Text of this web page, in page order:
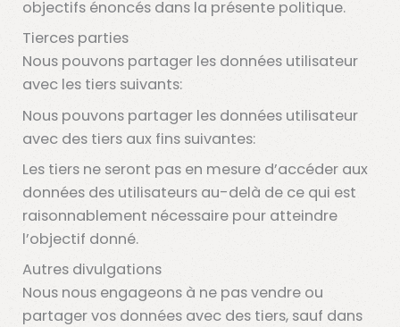
objectifs énoncés dans la présente politique.
Tierces parties
Nous pouvons partager les données utilisateur
avec les tiers suivants:
Nous pouvons partager les données utilisateur
avec des tiers aux fins suivantes:
Les tiers ne seront pas en mesure d’accéder aux
données des utilisateurs au-delà de ce qui est
raisonnablement nécessaire pour atteindre
l’objectif donné.
Autres divulgations
Nous nous engageons à ne pas vendre ou
partager vos données avec des tiers, sauf dans